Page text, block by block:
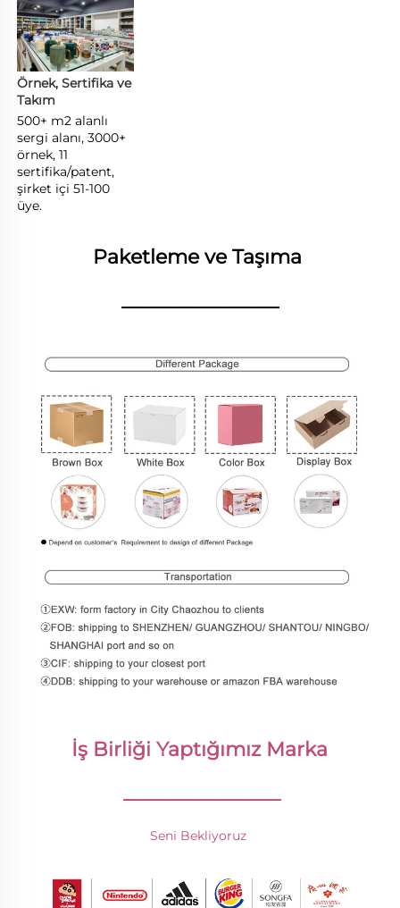
Örnek, Sertifika ve
Takım
500+ m2 alanlı
sergi alanı, 3000+
örnek, 11
sertifika/patent,
şirket içi 51-100
üye.
Paketleme ve Taşıma
________________
İş Birliği Yaptığımız Marka
________________
Seni Bekliyoruz